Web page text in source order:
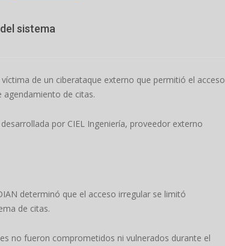
sistema
de un ciberataque externo que permitió el acceso
de citas.
por CIEL Ingeniería, proveedor externo
determinó que el acceso irregular se limitó
de citas.
no fueron comprometidos ni vulnerados durante el